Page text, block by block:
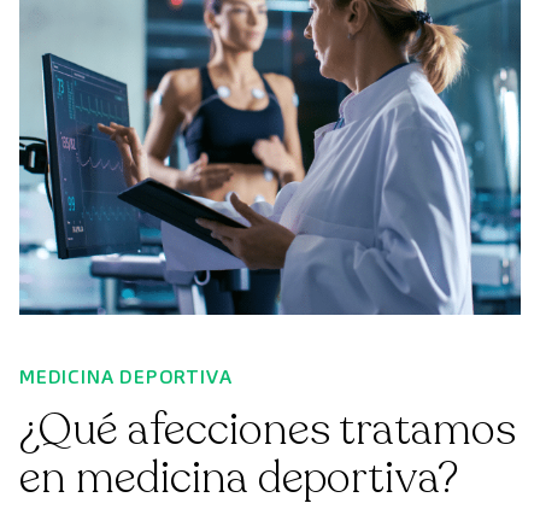
MEDICINA DEPORTIVA
¿Qué afecciones tratamos
en medicina deportiva?